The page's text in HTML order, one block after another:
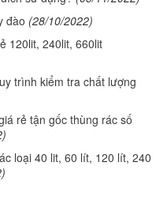
đào (28/10/2022)
120lit, 240lit, 660lit
trình kiểm tra chất lượng
rẻ tận gốc thùng rác số
loại 40 lit, 60 lít, 120 lít, 240